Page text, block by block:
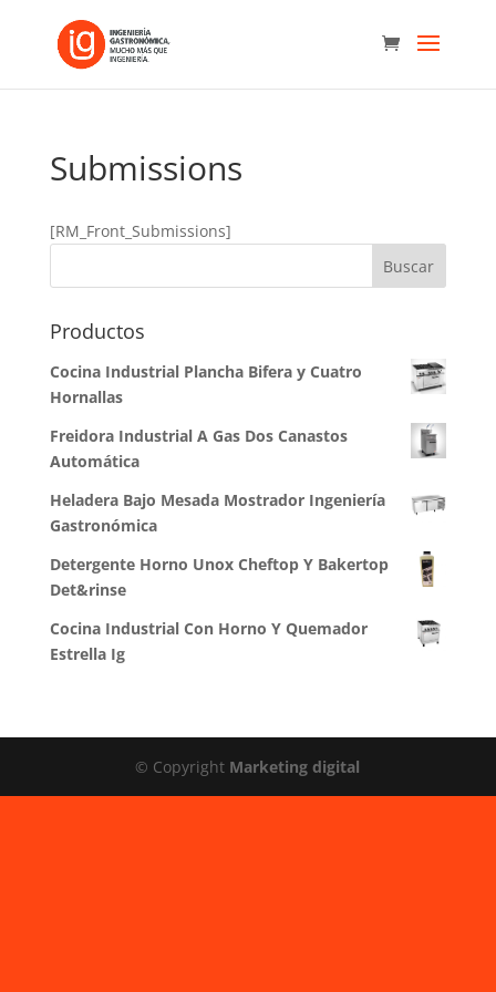
Submissions
[RM_Front_Submissions]
Productos
Cocina Industrial Plancha Bifera y Cuatro
Hornallas
Freidora Industrial A Gas Dos Canastos
Automática
Heladera Bajo Mesada Mostrador Ingeniería
Gastronómica
Detergente Horno Unox Cheftop Y Bakertop
Det&rinse
Cocina Industrial Con Horno Y Quemador
Estrella Ig
© Copyright Marketing digital